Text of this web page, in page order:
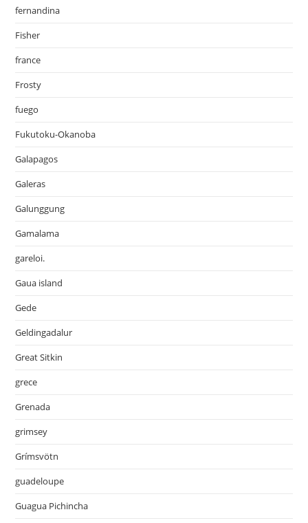
fernandina
Fisher
france
Frosty
fuego
Fukutoku-Okanoba
Galapagos
Galeras
Galunggung
Gamalama
gareloi.
Gaua island
Gede
Geldingadalur
Great Sitkin
grece
Grenada
grimsey
Grímsvötn
guadeloupe
Guagua Pichincha